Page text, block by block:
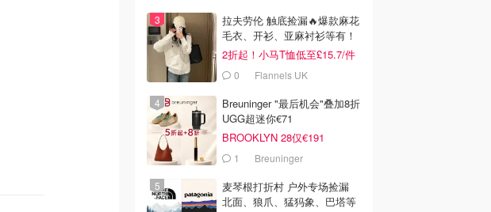
拉夫劳伦 触底捡漏🔥爆款麻花
毛衣、开衫、亚麻衬衫等有！
2折起！小马T恤低至£15.7/件
0 Flannels UK
Breuninger "最后机会"叠加8折
UGG超迷你€71
BROOKLYN 28仅€191
1 Breuninger
麦琴根打折村 户外专场捡漏
北面、狼爪、猛犸象、巴塔等